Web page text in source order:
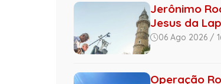
Jerônimo
Jesus da
06 Ago 2026 /
Operação